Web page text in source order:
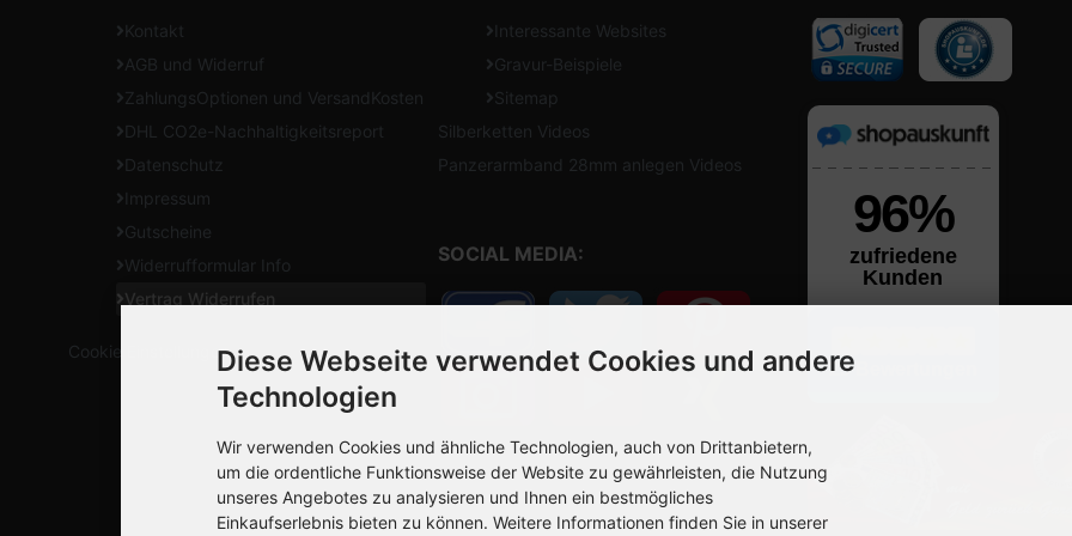
Kontakt
AGB und Widerruf
ZahlungsOptionen und VersandKosten
DHL CO2e-Nachhaltigkeitsreport
Datenschutz
Impressum
Gutscheine
Widerrufformular Info
Vertrag Widerrufen
Cookie Einstellungen
Interessante Websites
Gravur-Beispiele
Sitemap
Silberketten Videos
Panzerarmband 28mm anlegen Videos
SOCIAL MEDIA:
Diese Webseite verwendet Cookies und andere
Technologien
Wir verwenden Cookies und ähnliche Technologien, auch von Drittanbietern,
um die ordentliche Funktionsweise der Website zu gewährleisten, die Nutzung
unseres Angebotes zu analysieren und Ihnen ein bestmögliches
Einkaufserlebnis bieten zu können. Weitere Informationen finden Sie in unserer